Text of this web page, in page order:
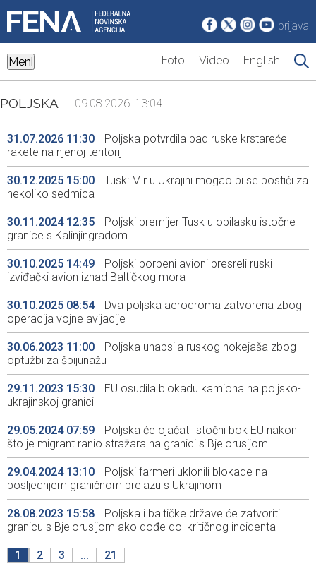
prijava
Meni Foto Video English
POLJSKA | 09.08.2026. 13:04 |
31.07.2026 11:30
Poljska potvrdila pad ruske krstareće
rakete na njenoj teritoriji
30.12.2025 15:00
Tusk: Mir u Ukrajini mogao bi se postići za
nekoliko sedmica
30.11.2024 12:35
Poljski premijer Tusk u obilasku istočne
granice s Kalinjingradom
30.10.2025 14:49
Poljski borbeni avioni presreli ruski
izviđački avion iznad Baltičkog mora
30.10.2025 08:54
Dva poljska aerodroma zatvorena zbog
operacija vojne avijacije
30.06.2023 11:00
Poljska uhapsila ruskog hokejaša zbog
optužbi za špijunažu
29.11.2023 15:30
EU osudila blokadu kamiona na poljsko-
ukrajinskoj granici
29.05.2024 07:59
Poljska će ojačati istočni bok EU nakon
što je migrant ranio stražara na granici s Bjelorusijom
29.04.2024 13:10
Poljski farmeri uklonili blokade na
posljednjem graničnom prelazu s Ukrajinom
28.08.2023 15:58
Poljska i baltičke države će zatvoriti
granicu s Bjelorusijom ako dođe do 'kritičnog incidenta'
1 2 3 ... 21